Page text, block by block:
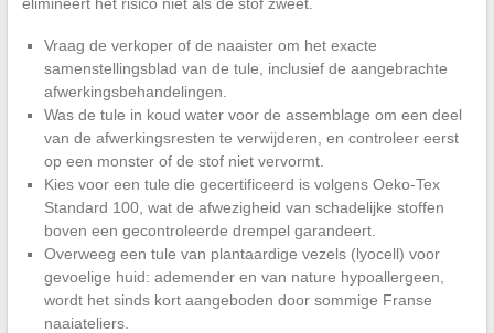
Vraag de verkoper of de naaister om het exacte
samenstellingsblad van de tule, inclusief de aangebrachte
afwerkingsbehandelingen.
Was de tule in koud water voor de assemblage om een deel
van de afwerkingsresten te verwijderen, en controleer eerst
op een monster of de stof niet vervormt.
Kies voor een tule die gecertificeerd is volgens Oeko-Tex
Standard 100, wat de afwezigheid van schadelijke stoffen
boven een gecontroleerde drempel garandeert.
Overweeg een tule van plantaardige vezels (lyocell) voor
gevoelige huid: ademender en van nature hypoallergeen,
wordt het sinds kort aangeboden door sommige Franse
naaiateliers.